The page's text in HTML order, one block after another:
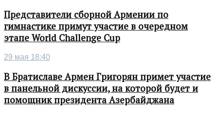
Представители сборной Армении по
гимнастике примут участие в очередном
этапе World Challenge Cup
29 мая 18:40
В Братиславе Армен Григорян примет участие
в панельной дискуссии, на которой будет и
помощник президента Азербайджана